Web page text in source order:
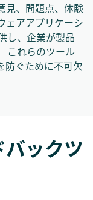
見、問題点、体験
ェアアプリケーシ
し、企業が製品
これらのツール
防ぐために不可欠
ックツ